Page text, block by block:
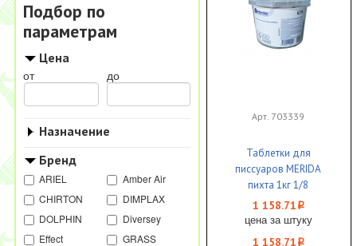
Подбор по
параметрам
Цена
от до
Назначение
Бренд
ARIEL
Amber Air
CHIRTON
DIMPLAX
DOLPHIN
Diversey
Effect
GRASS
Арт. 703339
Таблетки для
писсуаров MERIDA
пихта 1кг 1/8
1 158.71 i
цена за штуку
1 158.71 i